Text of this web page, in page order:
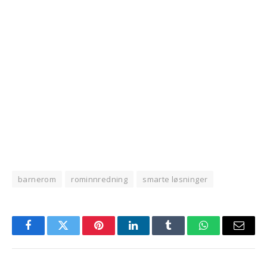
barnerom rominnredning smarte løsninger
FacebookTwitter PinterestLinkedInTumblr WhatsAppEmail